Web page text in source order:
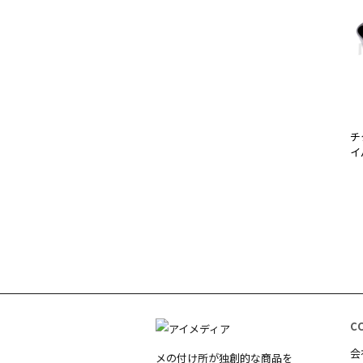
メの付け所が独創的な商品を